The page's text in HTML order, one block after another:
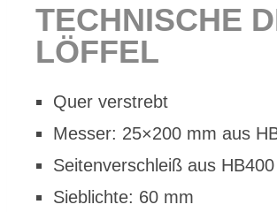
TECH­NI­SCHE
LÖF­FEL
Quer ver­strebt
Mes­ser: 25×200 mm aus
Sei­ten­ver­schleiß aus HB400
Sieb­lich­te: 60 mm